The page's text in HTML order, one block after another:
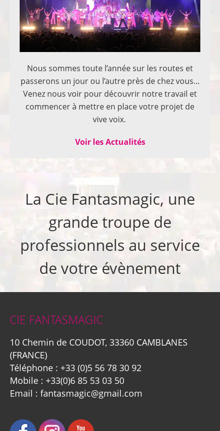
Nous sommes toute l’année sur les routes et
passerons un jour ou l’autre près de chez vous…
Venez nous voir pour découvrir notre travail et
commencer à mettre en place votre projet de
vive voix.
Voir les Actualités
La Cie Fantasmagic, une
grande troupe de
professionnels au service
de votre évènement
CIE FANTASMAGIC
10 Chemin de COUDOT, 33360 CAMBLANES
(FRANCE)
Téléphone : +33 (0)5 56 78 30 92
Mobile : +33(0)6 85 53 03 50
Email : fantasmagic@gmail.com